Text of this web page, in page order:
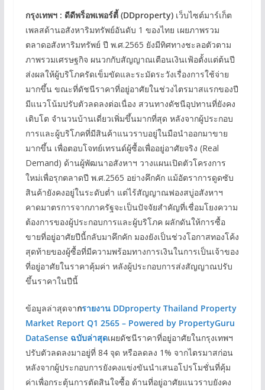
กรุงเทพฯ : ดีดีพร็อพเพอร์ตี้ (DDproperty)เว็บไซต์มาร์เก็ต
เพลสด้านอสังหาริมทรัพย์อันดับ 1 ของไทย เผยภาพรวม
ตลาดอสังหาริมทรัพย์ ปี พ.ศ.2565 ยังมีทิศทางชะลอตัวตาม
ภาพรวมเศรษฐกิจ ผนวกกับสัญญาณเตือนเงินเฟ้อตั้งแต่ต้นปี
ส่งผลให้ผู้บริโภครัดเข็มขัดและระมัดระวังเรื่องการใช้จ่าย
มากขึ้น ขณะที่ดัชนีราคาที่อยู่อาศัยในช่วงไตรมาสแรกของปี
มีแนวโน้มปรับตัวลดลงต่อเนื่อง สวนทางดัชนีอุปทานที่ยังคง
เติบโต จำนวนบ้านเดี่ยวเพิ่มขึ้นมากที่สุด หลังจากผู้ประกอบ
การและผู้บริโภคที่มีสินค้าแนวราบอยู่ในมือนำออกมาขาย
มากขึ้น เพื่อตอบโจทย์เทรนด์ผู้ซื้อเพื่ออยู่อาศัยจริง (Real
Demand) ด้านผู้พัฒนาอสังหาฯ วางแผนเปิดตัวโครงการ
ใหม่เพื่อรุกตลาดปี พ.ศ.2565 อย่างคึกคัก แม้อัตราการดูดซับ
สินค้ายังคงอยู่ในระดับต่ำ แต่ไร้สัญญาณฟองสบู่อสังหาฯ
คาดมาตรการจากภาครัฐจะเป็นปัจจัยสำคัญที่เชื่อมโยงความ
ต้องการของผู้ประกอบการและผู้บริโภค ผลักดันให้การซื้อ
ขายที่อยู่อาศัยปีนี้กลับมาคึกคัก มองยังเป็นช่วงโอกาสทองโค้ง
สุดท้ายของผู้ซื้อที่มีความพร้อมทางการเงินในการเป็นเจ้าของ
ที่อยู่อาศัยในราคาคุ้มค่า หลังผู้ประกอบการส่งสัญญาณปรับ
ขึ้นราคาในปีนี้
ข้อมูลล่าสุดจากรายงาน DDproperty Thailand Property
Market Report Q1 2565 – Powered by PropertyGuru
DataSense ฉบับล่าสุดเผยดัชนีราคาที่อยู่อาศัยในกรุงเทพฯ
ปรับตัวลดลงมาอยู่ที่ 84 จุด หรือลดลง 1% จากไตรมาสก่อน
หลังจากผู้ประกอบการยังคงแข่งขันนำเสนอโปรโมชั่นที่คุ้ม
ค่าเพื่อกระตุ้นการตัดสินใจซื้อ ด้านที่อยู่อาศัยแนวราบยังคง